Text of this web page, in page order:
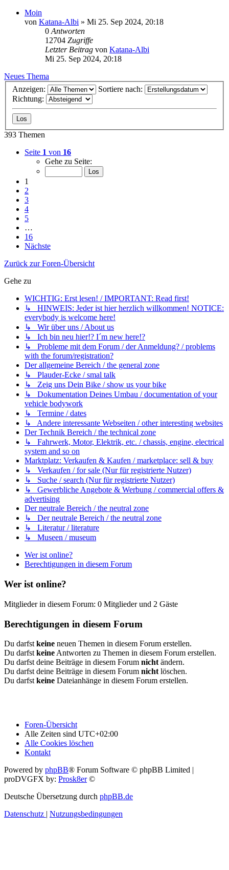
Moin
von Katana-Albi » Mi 25. Sep 2024, 20:18
0 Antworten
12704 Zugriffe
Letzter Beitrag von Katana-Albi
Mi 25. Sep 2024, 20:18
Neues Thema
Anzeigen:
Sortiere nach:
Richtung:
393 Themen
Seite 1 von 16
Gehe zu Seite:
1
2
3
4
5
…
16
Nächste
Zurück zur Foren-Übersicht
Gehe zu
WICHTIG: Erst lesen! / IMPORTANT: Read first!
↳ HINWEIS: Jeder ist hier herzlich willkommen! NOTICE:
everybody is welcome here!
↳ Wir über uns / About us
↳ Ich bin neu hier!? I´m new here!?
↳ Probleme mit dem Forum / der Anmeldung? / problems
with the forum/registration?
Der allgemeine Bereich / the general zone
↳ Plauder-Ecke / smal talk
↳ Zeig uns Dein Bike / show us your bike
↳ Dokumentation Deines Umbau / documentation of your
vehicle bodywork
↳ Termine / dates
↳ Andere interessante Webseiten / other interesting websites
Der Technik Bereich / the technical zone
↳ Fahrwerk, Motor, Elektrik, etc. / chassis, engine, electrical
system and so on
Marktplatz: Verkaufen & Kaufen / marketplace: sell & buy
↳ Verkaufen / for sale (Nur für registrierte Nutzer)
↳ Suche / search (Nur für registrierte Nutzer)
↳ Gewerbliche Angebote & Werbung / commercial offers &
advertising
Der neutrale Bereich / the neutral zone
↳ Der neutrale Bereich / the neutral zone
↳ Literatur / literature
↳ Museen / museum
Wer ist online?
Berechtigungen in diesem Forum
Wer ist online?
Mitglieder in diesem Forum: 0 Mitglieder und 2 Gäste
Berechtigungen in diesem Forum
Du darfst keine neuen Themen in diesem Forum erstellen.
Du darfst keine Antworten zu Themen in diesem Forum erstellen.
Du darfst deine Beiträge in diesem Forum nicht ändern.
Du darfst deine Beiträge in diesem Forum nicht löschen.
Du darfst keine Dateianhänge in diesem Forum erstellen.
Foren-Übersicht
Alle Zeiten sind UTC+02:00
Alle Cookies löschen
Kontakt
Powered by phpBB® Forum Software © phpBB Limited |
proDVGFX by: Prosk8er©
Deutsche Übersetzung durch phpBB.de
Datenschutz | Nutzungsbedingungen